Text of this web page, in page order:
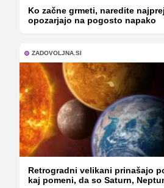
Ko začne grmeti, naredite
opozarjajo na pogosto napako
ZADOVOLJNA.SI
Retrogradni velikani prinašajo
kaj pomeni, da so Saturn,